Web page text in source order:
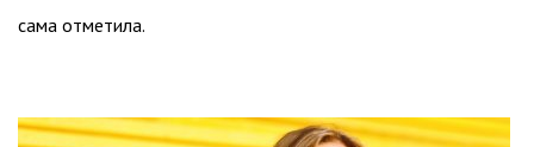
сама отметила.